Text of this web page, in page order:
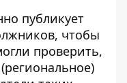
публикует
чтобы
проверить,